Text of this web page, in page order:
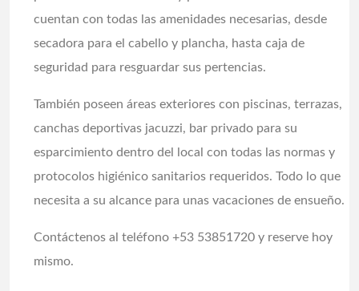
cuentan con todas las amenidades necesarias, desde
secadora para el cabello y plancha, hasta caja de
seguridad para resguardar sus pertencias.
También poseen áreas exteriores con piscinas, terrazas,
canchas deportivas jacuzzi, bar privado para su
esparcimiento dentro del local con todas las normas y
protocolos higiénico sanitarios requeridos. Todo lo que
necesita a su alcance para unas vacaciones de ensueño.
Contáctenos al teléfono +53 53851720 y reserve hoy
mismo.